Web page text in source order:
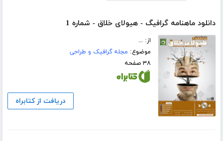
دانلود ماهنامه گرافیگ - هیولای خلاق - شماره 1
از: ...
موضوع: مجله گرافیک و طراحی
۳۸ صفحه
دریافت از کتابراه